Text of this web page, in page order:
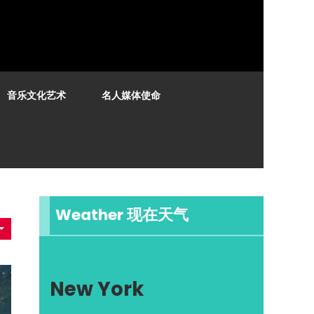
音乐文化艺术 名人媒体使命
Weather 现在天气
New York